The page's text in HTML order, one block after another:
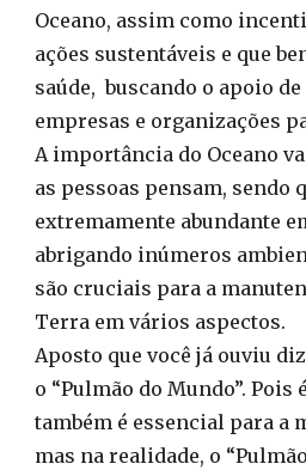
Oceano, assim como
ações sustentáveis e que
saúde, buscando o apoio
empresas e organizações
A importância do Oceano
as pessoas pensam, sendo
extremamente abundante
abrigando inúmeros
são cruciais para a
Terra em vários aspectos.
Aposto que você já ouviu
o “Pulmão do Mundo”. Pois
também é essencial para a
mas na realidade, o